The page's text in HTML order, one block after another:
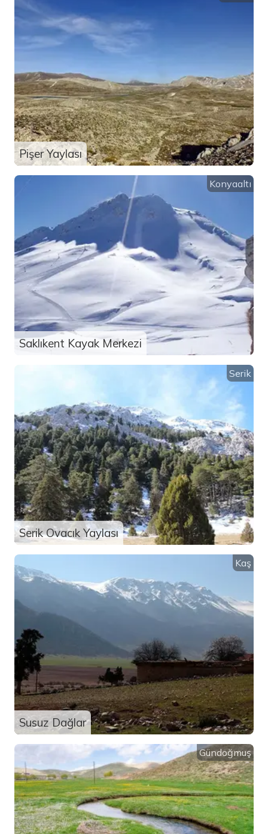
Pişer Yaylası
Saklıkent Kayak Merkezi
Konyaaltı
Serik Ovacık Yaylası
Serik
Susuz Dağlar
Kaş
Gündoğmuş